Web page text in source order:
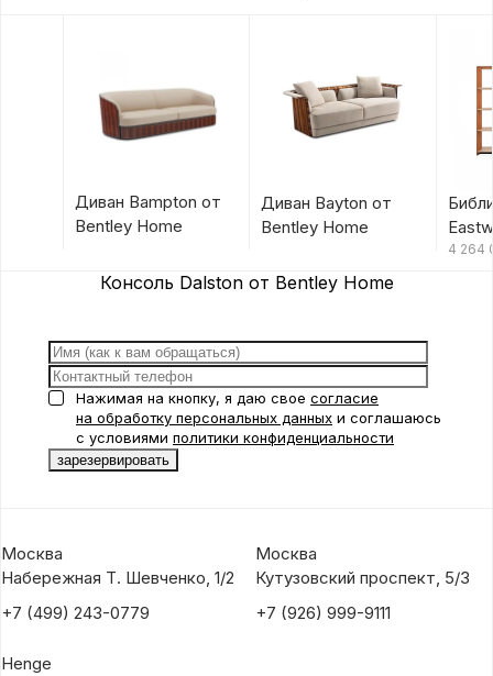
Диван Bampton от
Bentley Home
Диван Bayton от
Bentley Home
Home
4 264
Консоль Dalston от Bentley Home
Нажимая на кнопку, я даю свое согласие
на обработку персональных данных и соглашаюсь
с условиями политики конфиденциальности
Москва
Набережная Т. Шевченко, 1/2
+7 (499) 243-0779
Москва
Кутузовский проспект, 5/3
+7 (926) 999-9111
Henge